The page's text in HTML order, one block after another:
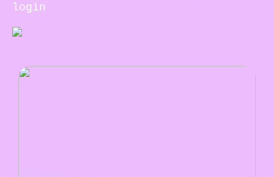
login